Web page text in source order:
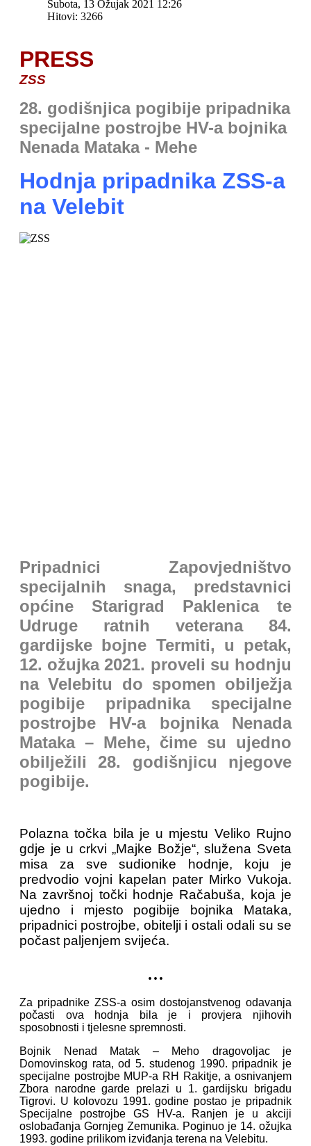
Subota, 13 Ožujak 2021 12:26
Hitovi: 3266
PRESS
ZSS
28. godišnjica pogibije pripadnika
specijalne postrojbe HV-a bojnika
Nenada Mataka - Mehe
Hodnja pripadnika ZSS-a
na Velebit
Pripadnici Zapovjedništvo
specijalnih snaga, predstavnici
općine Starigrad Paklenica te
Udruge ratnih veterana 84.
gardijske bojne Termiti, u petak,
12. ožujka 2021. proveli su hodnju
na Velebitu do spomen obilježja
pogibije pripadnika specijalne
postrojbe HV-a bojnika Nenada
Mataka – Mehe, čime su ujedno
obilježili 28. godišnjicu njegove
pogibije.
Polazna točka bila je u mjestu Veliko Rujno
gdje je u crkvi „Majke Božje“, služena Sveta
misa za sve sudionike hodnje, koju je
predvodio vojni kapelan pater Mirko Vukoja.
Na završnoj točki hodnje Račabuša, koja je
ujedno i mjesto pogibije bojnika Mataka,
pripadnici postrojbe, obitelji i ostali odali su se
počast paljenjem svijeća.
...
Za pripadnike ZSS-a osim dostojanstvenog odavanja
počasti ova hodnja bila je i provjera njihovih
sposobnosti i tjelesne spremnosti.
Bojnik Nenad Matak – Meho dragovoljac je
Domovinskog rata, od 5. studenog 1990. pripadnik je
specijalne postrojbe MUP-a RH Rakitje, a osnivanjem
Zbora narodne garde prelazi u 1. gardijsku brigadu
Tigrovi. U kolovozu 1991. godine postao je pripadnik
Specijalne postrojbe GS HV-a. Ranjen je u akciji
oslobađanja Gornjeg Zemunika. Poginuo je 14. ožujka
1993. godine prilikom izviđanja terena na Velebitu.